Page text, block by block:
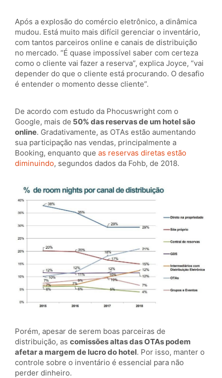
Após a explosão do comércio eletrônico, a dinâmica
mudou. Está muito mais difícil gerenciar o inventário,
com tantos parceiros online e canais de distribuição
no mercado. “É quase impossível saber com certeza
como o cliente vai fazer a reserva”, explica Joyce, “vai
depender do que o cliente está procurando. O desafio
é entender o momento desse cliente”.
De acordo com estudo da Phocuswright com o
Google, mais de 50% das reservas de um hotel são
online. Gradativamente, as OTAs estão aumentando
sua participação nas vendas, principalmente a
Booking, enquanto que as reservas diretas estão
diminuindo, segundos dados da Fohb, de 2018.
Porém, apesar de serem boas parceiras de
distribuição, as comissões altas das OTAs podem
afetar a margem de lucro do hotel. Por isso, manter o
controle sobre o inventário é essencial para não
perder dinheiro.